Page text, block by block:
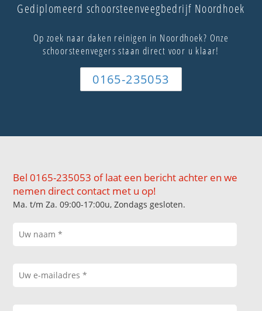
Gediplomeerd schoorsteenveegbedrijf Noordhoek
Op zoek naar daken reinigen in Noordhoek? Onze
schoorsteenvegers staan direct voor u klaar!
0165-235053
Bel 0165-235053 of laat een bericht achter en we
nemen direct contact met u op!
Ma. t/m Za. 09:00-17:00u, Zondags gesloten.